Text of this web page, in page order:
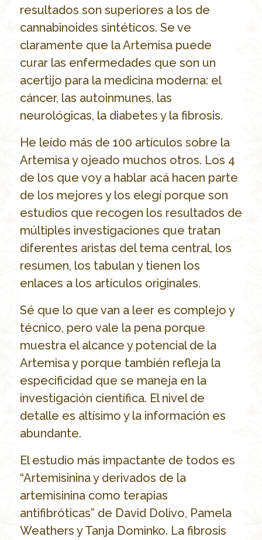
resultados son superiores a los de
cannabinoides sintéticos. Se ve
claramente que la Artemisa puede
curar las enfermedades que son un
acertijo para la medicina moderna: el
cáncer, las autoinmunes, las
neurológicas, la diabetes y la fibrosis.
He leído más de 100 artículos sobre la
Artemisa y ojeado muchos otros. Los 4
de los que voy a hablar acá hacen parte
de los mejores y los elegí porque son
estudios que recogen los resultados de
múltiples investigaciones que tratan
diferentes aristas del tema central, los
resumen, los tabulan y tienen los
enlaces a los artículos originales.
Sé que lo que van a leer es complejo y
técnico, pero vale la pena porque
muestra el alcance y potencial de la
Artemisa y porque también refleja la
especificidad que se maneja en la
investigación científica. El nivel de
detalle es altísimo y la información es
abundante.
El estudio más impactante de todos es
“Artemisinina y derivados de la
artemisinina como terapias
antifibróticas” de David Dolivo, Pamela
Weathers y Tanja Dominko. La fibrosis